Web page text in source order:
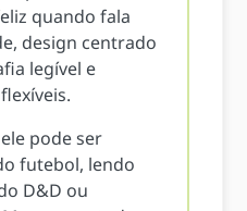
quando fala
design centrado
legível e
pode ser
futebol, lendo
D&D ou